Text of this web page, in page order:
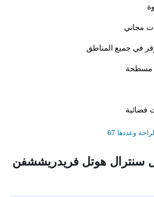
مجاني
في جميع المناطق
مسطحة
فضائية
وعددها 67
سنترال هوتل فريدريششفن